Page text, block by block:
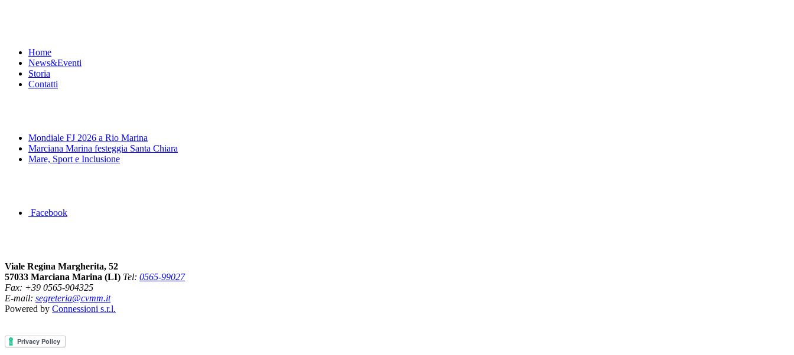
Home
News&Eventi
Storia
Contatti
Mondiale FJ 2026 a Rio Marina
Marciana Marina festeggia Santa Chiara
Mare, Sport e Inclusione
Facebook
Viale Regina Margherita, 52
57033 Marciana Marina (LI) Tel: 0565-99027
Fax: +39 0565-904325
E-mail: segreteria@cvmm.it
Powered by Connessioni s.r.l.